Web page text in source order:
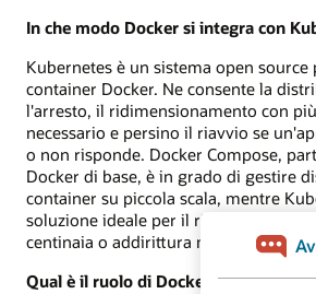
In che modo Docker si integra con
Kubernetes è un sistema open source
container Docker. Ne consente la
l'arresto, il ridimensionamento con
necessario e persino il riavvio se
o non risponde. Docker Compose,
Docker di base, è in grado di gestire
container su piccola scala, mentre
soluzione ideale per il
centinaia o addirittura migliaia di
Qual è il ruolo di Docker nelle